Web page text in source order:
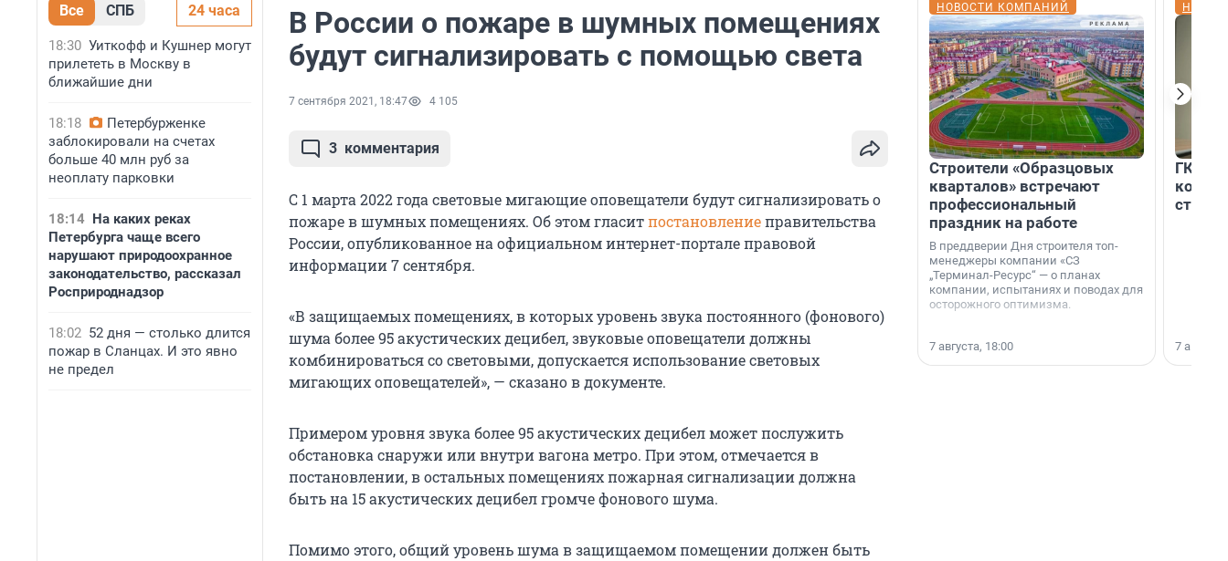
Все СПБ 24 часа
18:30 Уиткофф и Кушнер могут
прилететь в Москву в
ближайшие дни
18:18
Петербурженке
заблокировали на счетах
больше 40 млн руб за
неоплату парковки
18:14 На каких реках
Петербурга чаще всего
нарушают природоохранное
законодательство, рассказал
Росприроднадзор
18:02 52 дня — столько длится
пожар в Сланцах. И это явно
не предел
В России о пожаре в шумных помещениях
будут сигнализировать с помощью света
7 сентября 2021, 18:47 4 105
3 комментария
С 1 марта 2022 года световые мигающие оповещатели будут сигнализировать о
пожаре в шумных помещениях. Об этом гласитпостановлениеправительства
России, опубликованное на официальном интернет-портале правовой
информации 7 сентября.
«В защищаемых помещениях, в которых уровень звука постоянного (фонового)
шума более 95 акустических децибел, звуковые оповещатели должны
комбинироваться со световыми, допускается использование световых
мигающих оповещателей», — сказано в документе.
Примером уровня звука более 95 акустических децибел может послужить
обстановка снаружи или внутри вагона метро. При этом, отмечается в
постановлении, в остальных помещениях пожарная сигнализации должна
быть на 15 акустических децибел громче фонового шума.
Помимо этого, общий уровень шума в защищаемом помещении должен быть
НОВОСТИ КОМПАНИЙ
Строители «Образцовых
кварталов» встречают
профессиональный
праздник на работе
В преддверии Дня строителя топ-
менеджеры компании «СЗ
„Терминал-Ресурс“ — о планах
компании, испытаниях и поводах для
осторожного оптимизма.
7 августа, 18:00
ГК
7